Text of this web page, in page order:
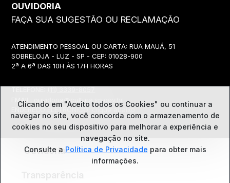
OUVIDORIA
FAÇA SUA SUGESTÃO OU RECLAMAÇÃO
ATENDIMENTO PESSOAL OU CARTA: RUA MAUÁ, 51
SOBRELOJA - LUZ - SP - CEP: 01028-900
2ª A 6ª DAS 10H ÀS 17H HORAS
EMAIL:
ouvidoria@cultura.sp.gov.br
ENDEREÇO ELETRÔNICO: clique abaixo
Ouvidoria
Clicando em "Aceito todos os Cookies" ou continuar a
navegar no site, você concorda com o armazenamento de
cookies no seu dispositivo para melhorar a experiência e
navegação no site.
Consulte a Política de Privacidade para obter mais
informações.